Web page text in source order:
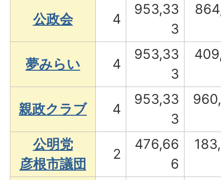
公政会 4
953,33
3
夢みらい 4
953,33
3
親政クラブ 4
953,33
3
公明党
彦根市議団
2
476,66
6